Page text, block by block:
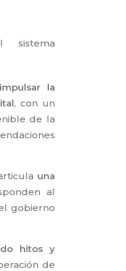
sistema
la
, con un
de la
una
al
gobierno
hitos y
de